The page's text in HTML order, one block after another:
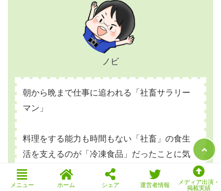
ノビ
朝から晩まで仕事に追われる「社畜サラリー
マン」
料理をする能力も時間もない「社畜」の食生
活を支えるのが「冷凍食品」だったことに気
づく。
メニュー ホーム シェア 運営者情報
メディア出演・
掲載実績